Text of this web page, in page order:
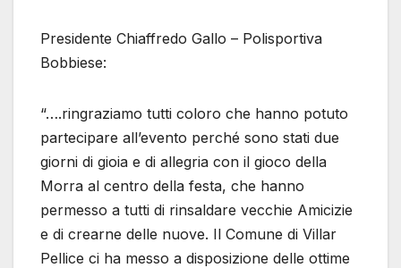
Presidente Chiaffredo Gallo – Polisportiva
Bobbiese:
“….ringraziamo tutti coloro che hanno potuto
partecipare all’evento perché sono stati due
giorni di gioia e di allegria con il gioco della
Morra al centro della festa, che hanno
permesso a tutti di rinsaldare vecchie Amicizie
e di crearne delle nuove. Il Comune di Villar
Pellice ci ha messo a disposizione delle ottime